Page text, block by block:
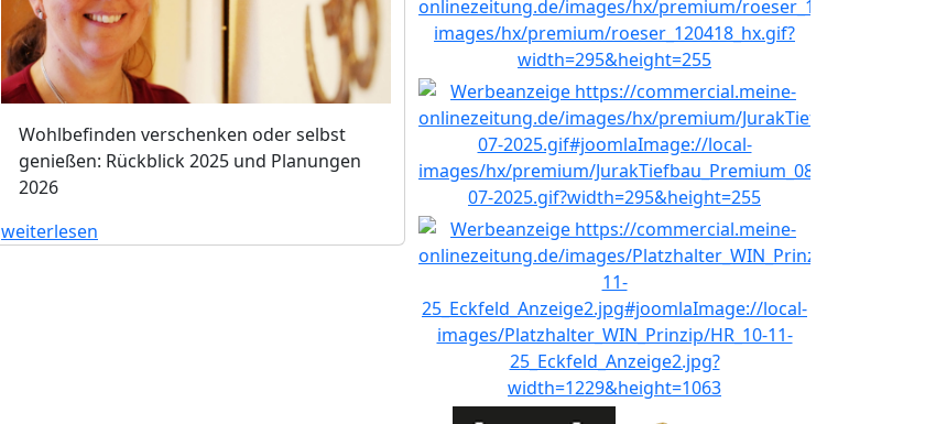
Wohlbefinden verschenken oder selbst
genießen: Rückblick 2025 und Planungen
2026
weiterlesen